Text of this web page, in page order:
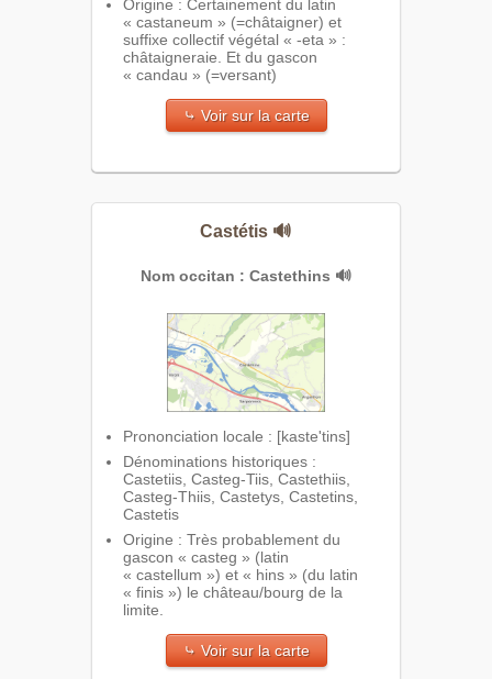
Origine : Certainement du latin
« castaneum » (=châtaigner) et
suffixe collectif végétal « -eta » :
châtaigneraie. Et du gascon
« candau » (=versant)
⤷ Voir sur la carte
Castétis 🔊
Nom occitan : Castethins 🔊
Prononciation locale : [kaste'tins]
Dénominations historiques :
Castetiis, Casteg-Tiis, Castethiis,
Casteg-Thiis, Castetys, Castetins,
Castetis
Origine : Très probablement du
gascon « casteg » (latin
« castellum ») et « hins » (du latin
« finis ») le château/bourg de la
limite.
⤷ Voir sur la carte